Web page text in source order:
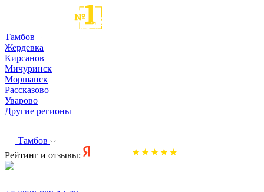
Тамбов
Жердевка
Кирсанов
Мичуринск
Моршанск
Рассказово
Уварово
Другие регионы
Тамбов
Рейтинг и отзывы: